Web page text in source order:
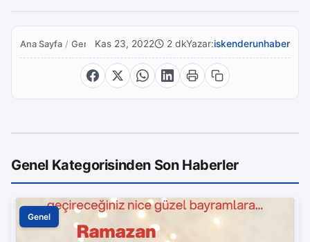
Ana Sayfa / GenelKas 23, 2022 2 dkYazar:iskenderunhaber
Genel Kategorisinden Son Haberler
Genel